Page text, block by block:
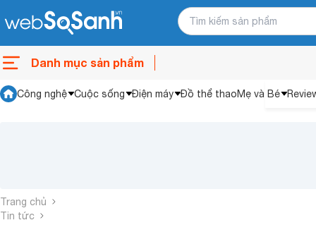
Danh mục sản phẩm
Công nghệ Cuộc sống Điện máy Đồ thể thaoMẹ và Bé
Trang chủ
Tin tức